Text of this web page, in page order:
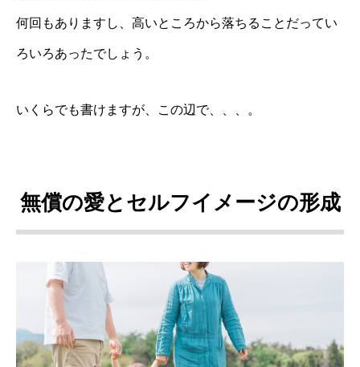
何回もありますし、高いところから落ちることだってい
ろいろあったでしょう。
いくらでも書けますが、この辺で、、、。
無償の愛とセルフイメージの形成